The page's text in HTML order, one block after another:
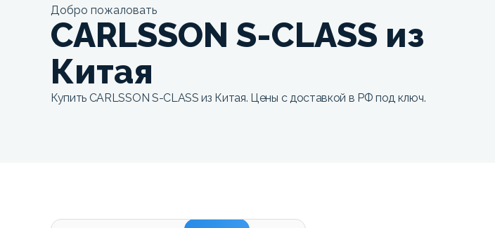
Добро пожаловать
CARLSSON S-CLASS из
Китая
Купить CARLSSON S-CLASS из Китая. Цены с доставкой в РФ под ключ.